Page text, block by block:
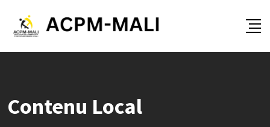
content
Contenu Local